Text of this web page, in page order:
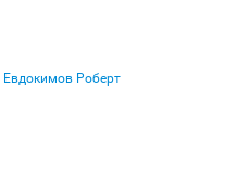
Евдокимов Роберт